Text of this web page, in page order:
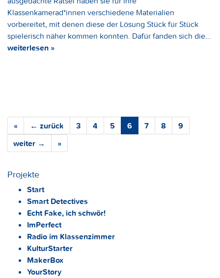
Klassenkamerad*innen verschiedene Materialien
vorbereitet, mit denen diese der Lösung Stück für Stück
spielerisch näher kommen konnten. Dafür fanden sich die…
weiterlesen »
« ← zurück 3 4 5 6 7 8
9
weiter →
»
Projekte
Start
Smart Detectives
Echt Fake, ich schwör!
ImPerfect
Radio im Klassenzimmer
KulturStarter
MakerBox
YourStory